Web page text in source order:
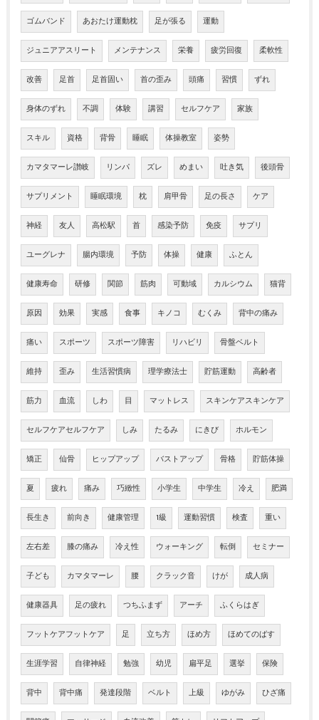
ゴムバンド あおたけ運動枕 足が張る 運動
ジュニアアスリート メンテナンス 栄養 疲労回復 柔軟性
改善 足首 足首固い 首の歪み 頭痛 習慣 ずれ
身体のずれ 不調 体験 講習 セルフケア 家族
スキル 資格 背骨 睡眠 体操教室 姿勢
カマタマーレ讃岐 リンパ ズレ めまい 吐き気 後頭骨
サプリメント 睡眠環境 枕 肩甲骨 足の長さ ケア
神経 友人 高松駅 首 感染予防 免疫 サプリ
ユーグレナ 腸内環境 予防 体操 健康 ふとん
健康寿命 研修 関節 筋肉 可動域 カルシウム 猫背
原因 効果 実感 食事 キノコ むくみ 背中の痛み
痛い スポーツ スポーツ障害 リハビリ 骨盤ベルト
維持 歪み 生活習慣病 理学療法士 貯筋運動 高齢者
筋力 血流 しわ 目 マットレス スキンケアスキンケア
セルフケアセルフケア しみ たるみ にきび ホルモン
矯正 仙骨 ヒップアップ バストアップ 骨格 貯筋体操
夏 疲れ 痛み 巧緻性 小学生 中学生 冷え 肥満
長生き 前向き 健康管理 1級 運動習慣 検査 重い
左右差 膝の痛み 冷え性 ウォーキング 転倒 セミナー
子ども カマタマーレ 腰 クラック音 けが 成人病
健康器具 足の疲れ つちふまず アーチ ふくらはぎ
フットケアフットケア 足 立ち方 ほめ方 ほめてのばす
生涯学習 自律神経 勉強 幼児 扁平足 選挙 保険
背中 背中痛 発達段階 ベルト 上級 ゆがみ ひざ痛